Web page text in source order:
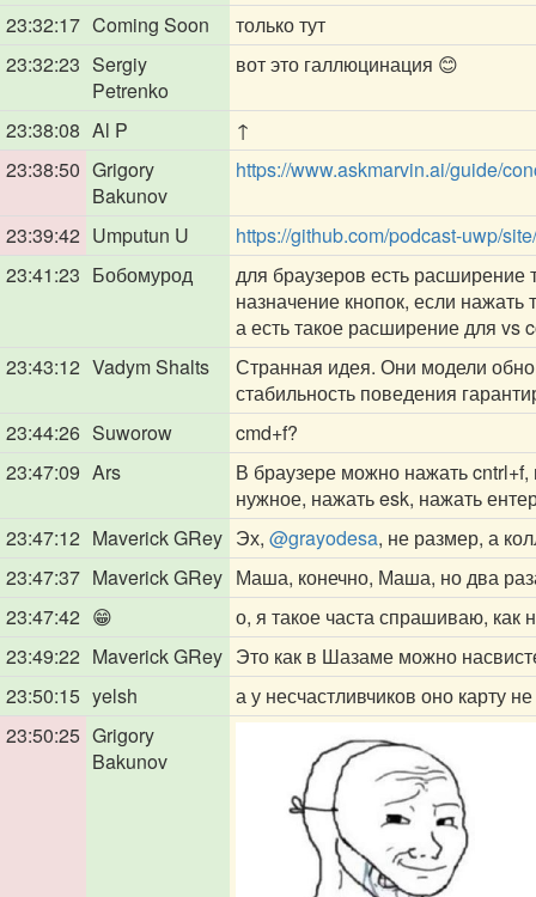
23:32:17 Coming Soon
только тут
23:32:23 Sergiy
Petrenko
вот это галлюцинация 😊
23:38:08 Al P
↑
23:38:50 Grigory
Bakunov
https://www.askmarvin.ai/guide/
23:39:42 Umputun U
https://github.com/podcast-uwp/
23:41:23 Бобомурод
для браузеров есть расширение
назначение кнопок, если
а есть такое расширение для vs
23:43:12 Vadym Shalts
Странная идея. Они модели
стабильность поведения
23:44:26 Suworow
cmd+f?
23:47:09 Ars
В браузере можно нажать cntrl+f,
нужное, нажать esk, нажать
23:47:12 Maverick GRey Эх, @grayodesa, не размер, а
23:47:37 Maverick GRey Маша, конечно, Маша, но два
23:47:42 😁
о, я такое часта спрашиваю,
23:49:22 Maverick GRey Это как в Шазаме можно
23:50:15 yelsh
а у несчастливчиков оно карту
23:50:25 Grigory
Bakunov